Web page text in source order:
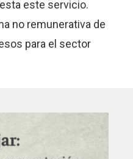
este servicio.
no remunerativa de
para el sector